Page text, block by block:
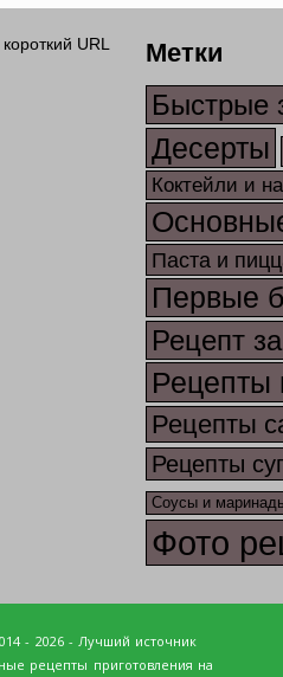
URL Метки
Быстрые
Десерты
Коктейли и
Паста и
Первые
Рецепт
Рецепты
Рецепты
Рецепты
Соусы и
Фото
- 2026 - Лучший источник
рецепты приготовления на